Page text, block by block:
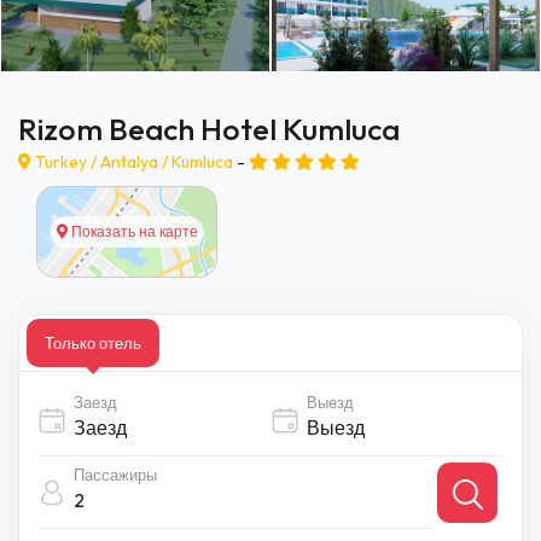
Rizom Beach Hotel Kumluca
Turkey /Antalya/Kumluca -
Показать на карте
Только отель
Заезд Выезд
Пассажиры
2